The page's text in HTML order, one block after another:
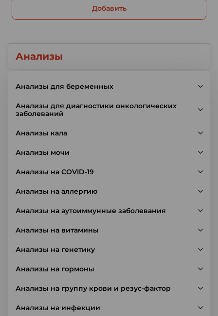
Анализы
Анализы для беременных
Анализы для диагностики онкологических
заболеваний
Анализы кала
Анализы мочи
Анализы на COVID-19
Анализы на аллергию
Анализы на аутоиммунные заболевания
Анализы на витамины
Анализы на генетику
Анализы на гормоны
Анализы на группу крови и резус-фактор
Анализы на инфекции
Добавить